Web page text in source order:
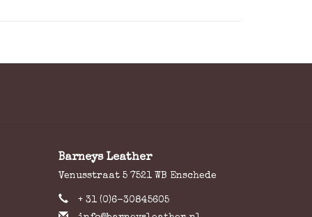
Modelle durch ein schlankes, klares
der Tasche eine hochwertige und
Innenraum
getrennt durch eine Mittelwand mit
Barneys Leather
Venusstraat 5 7521 WB Enschede
+ 31 (0)6-30845605